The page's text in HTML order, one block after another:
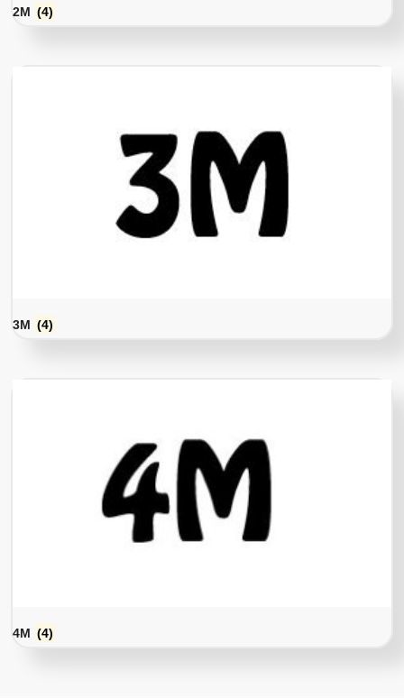
2M (4)
3M (4)
4M (4)